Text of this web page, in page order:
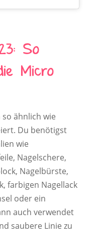
So
Micro
ähnlich wie
Du benötigst
wie
Nagelschere,
Nagelbürste,
farbigen Nagellack
oder ein
auch verwendet
saubere Linie zu